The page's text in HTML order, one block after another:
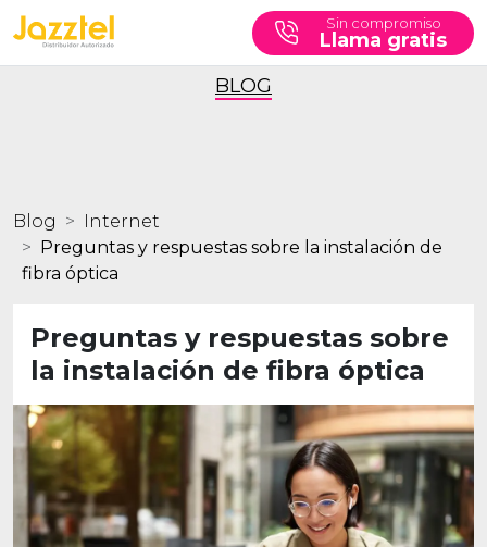
Sin compromiso
Llama gratis
BLOG
Blog
Internet
Preguntas y respuestas sobre la instalación de
fibra óptica
Preguntas y respuestas sobre
la instalación de fibra óptica